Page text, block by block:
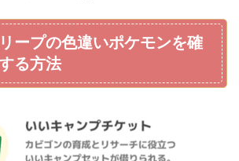
ープの色違いポケモンを確
る方法